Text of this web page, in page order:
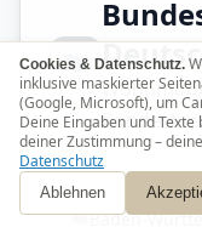
Baden-
Cookies & Datenschutz.
inklusive maskierter
(Google, Microsoft), um
Deine Eingaben und
deiner Zustimmung –
Datenschutz
Ablehnen